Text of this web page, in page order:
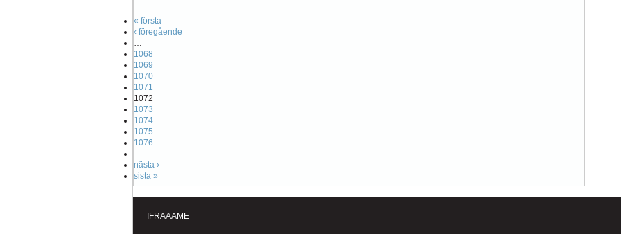
« första
‹ föregående
…
1068
1069
1070
1071
1072
1073
1074
1075
1076
…
nästa ›
sista »
IFRAAAME